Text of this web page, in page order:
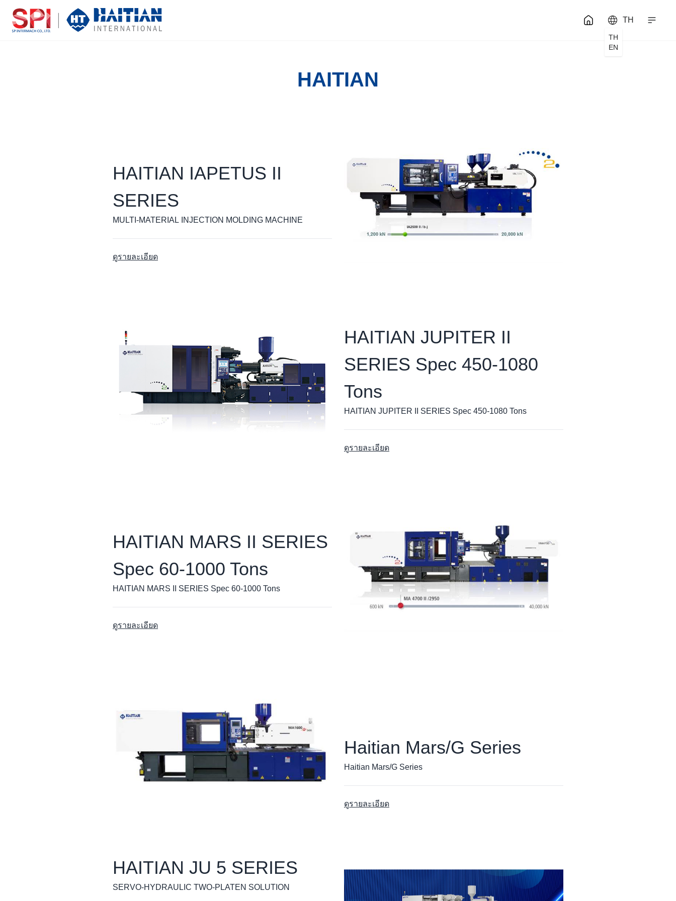
TH
TH
EN
HAITIAN
HAITIAN IAPETUS II
SERIES
MULTI-MATERIAL INJECTION MOLDING MACHINE
ดูรายละเอียด
HAITIAN JUPITER II
SERIES Spec 450-1080
Tons
HAITIAN JUPITER II SERIES Spec 450-1080 Tons
ดูรายละเอียด
HAITIAN MARS II SERIES
Spec 60-1000 Tons
HAITIAN MARS II SERIES Spec 60-1000 Tons
ดูรายละเอียด
Haitian Mars/G Series
Haitian Mars/G Series
ดูรายละเอียด
HAITIAN JU 5 SERIES
SERVO-HYDRAULIC TWO-PLATEN SOLUTION